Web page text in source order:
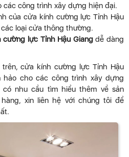
các công trình xây dựng hiện đại.
của cửa kính cường lực Tỉnh Hậu
loại cửa thông thường.
cường lực Tỉnh Hậu Giangdễ dàng
cửa kính cường lực Tỉnh Hậu
cho các công trình xây dựng
nhu cầu tìm hiểu thêm về sản
xin liên hệ với chúng tôi để